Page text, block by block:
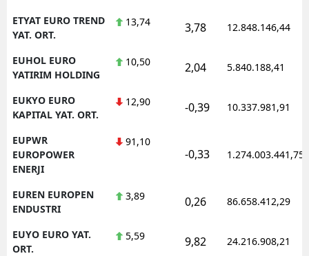
ETYAT EURO TREND
YAT. ORT.
13,74 3,78 12.848.146,44
EUHOL EURO
YATIRIM HOLDING
10,50 2,04 5.840.188,41
EUKYO EURO
KAPITAL YAT. ORT.
12,90 -0,39 10.337.981,91
EUPWR
EUROPOWER
ENERJI
91,10
-0,33 1.274.003.441,75
EUREN EUROPEN
ENDUSTRI
3,89 0,26 86.658.412,29
EUYO EURO YAT.
ORT.
5,59 9,82 24.216.908,21